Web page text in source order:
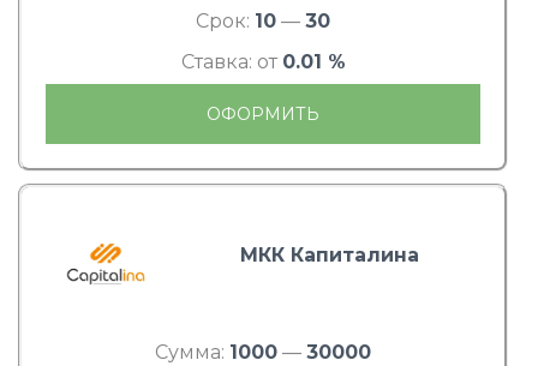
Срок: 10 — 30
Ставка: от 0.01 %
ОФОРМИТЬ
МКК Капиталина
Сумма: 1000 — 30000